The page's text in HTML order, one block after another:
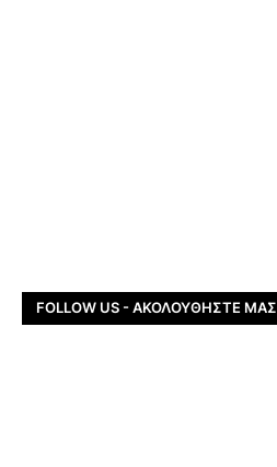
FOLLOW US - ΑΚΟΛΟΥΘΉΣΤΕ ΜΑΣ